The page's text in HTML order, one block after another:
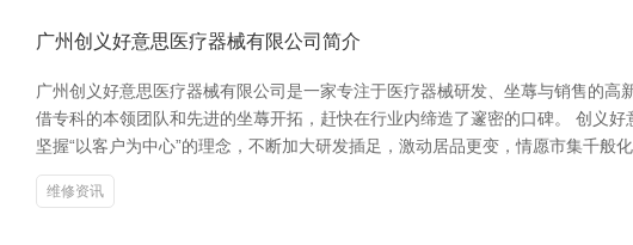
广州创义好意思医疗器械有限公司简介
广州创义好意思医疗器械有限公司是一家专注于医疗器械研发、坐蓐与销售的
借专科的本领团队和先进的坐蓐开拓，赶快在行业内缔造了邃密的口碑。 创义
坚握“以客户为中心”的理念，不断加大研发插足，激动居品更变，情愿市集千般
维修资讯